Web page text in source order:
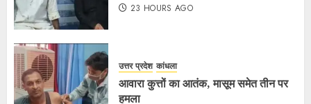
23 HOURS AGO
उत्तर प्रदेश कांधला
आवारा कुत्तों का आतंक, मासूम समेत तीन पर
हमला